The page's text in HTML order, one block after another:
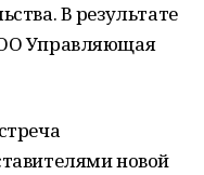
В результате
Управляющая
новой